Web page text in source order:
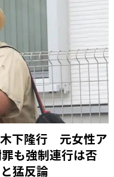
木下隆行 元女性ア
も強制連行は否
猛反論